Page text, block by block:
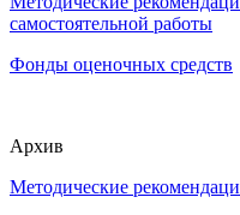
самостоятельной работы
Фонды оценочных средств
Архив
Методические